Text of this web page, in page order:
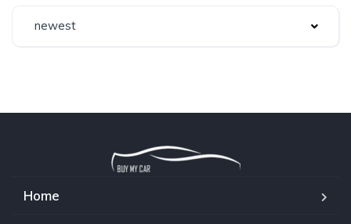
newest
Home